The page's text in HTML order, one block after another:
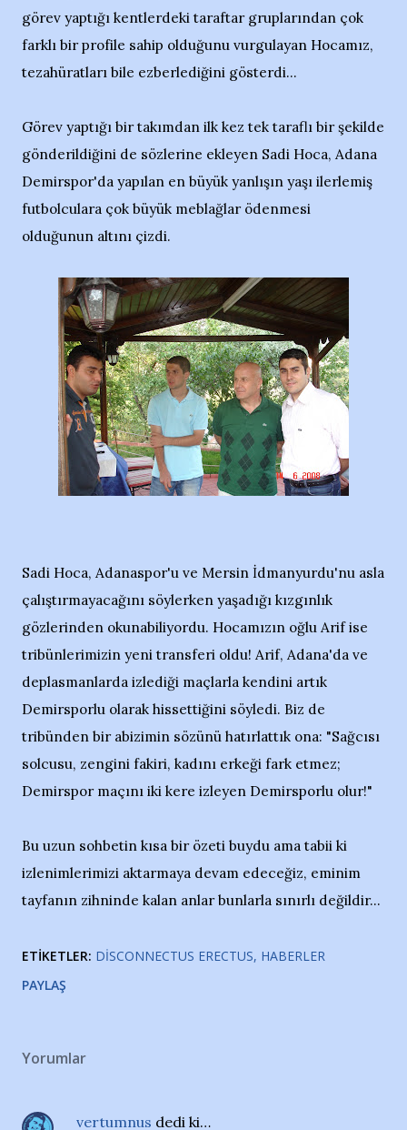
görev yaptığı kentlerdeki taraftar gruplarından çok
farklı bir profile sahip olduğunu vurgulayan Hocamız,
tezahüratları bile ezberlediğini gösterdi...
Görev yaptığı bir takımdan ilk kez tek taraflı bir şekilde
gönderildiğini de sözlerine ekleyen Sadi Hoca, Adana
Demirspor'da yapılan en büyük yanlışın yaşı ilerlemiş
futbolculara çok büyük meblağlar ödenmesi
olduğunun altını çizdi.
Sadi Hoca, Adanaspor'u ve Mersin İdmanyurdu'nu asla
çalıştırmayacağını söylerken yaşadığı kızgınlık
gözlerinden okunabiliyordu. Hocamızın oğlu Arif ise
tribünlerimizin yeni transferi oldu! Arif, Adana'da ve
deplasmanlarda izlediği maçlarla kendini artık
Demirsporlu olarak hissettiğini söyledi. Biz de
tribünden bir abizimin sözünü hatırlattık ona: "Sağcısı
solcusu, zengini fakiri, kadını erkeği fark etmez;
Demirspor maçını iki kere izleyen Demirsporlu olur!"
Bu uzun sohbetin kısa bir özeti buydu ama tabii ki
izlenimlerimizi aktarmaya devam edeceğiz, eminim
tayfanın zihninde kalan anlar bunlarla sınırlı değildir...
ETIKETLER: DISCONNECTUS ERECTUS HABERLER
PAYLAŞ
Yorumlar
vertumnus dedi ki…